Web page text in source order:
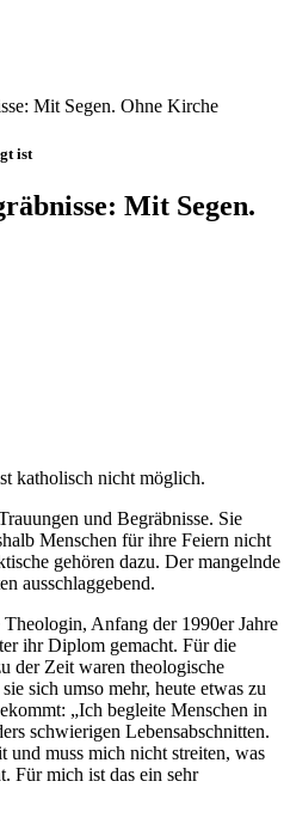
Mit Segen. Ohne Kirche
ist
Mit Segen.
katholisch nicht möglich.
und Begräbnisse. Sie
Menschen für ihre Feiern nicht
gehören dazu. Der mangelnde
ausschlaggebend.
Theologin, Anfang der 1990er Jahre
ihr Diplom gemacht. Für die
der Zeit waren theologische
sich umso mehr, heute etwas zu
„Ich begleite Menschen in
schwierigen Lebensabschnitten.
und muss mich nicht streiten, was
Für mich ist das ein sehr